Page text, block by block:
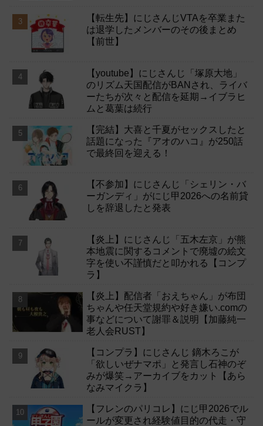
【転生先】にじさんじVTAを卒業また
は退学したメンバーのその後まとめ
【前世】
【youtube】にじさんじ「塚原大地」
のリズム天国配信がBANされ、ライバ
ーたちが次々と配信を延期→イブラヒ
ムと葛葉は続行
【完結】大喜と千夏がセックスしたと
話題になった『アオのハコ』が250話
で最終回を迎える！
【不参加】にじさんじ「シェリン・バ
ーガンディ」がにじ甲2026への名前貸
しを辞退したと発表
【炎上】にじさんじ「五木左京」が熊
本地震に関するコメントで廃墟の絵文
字を使い不謹慎だと叩かれる【コンプ
ラ】
【炎上】配信者「おえちゃん」が布団
ちゃんや任天堂規約や好き嫌い.comの
事などについて謝罪＆説明【加藤純一
老人会RUST】
【コンプラ】にじさんじ 鏑木ろこが
「欲しいぜナマポ」と発言し石神のぞ
みが爆笑→アーカイブをカット【あら
なみマイクラ】
【フレンのパリコレ】にじ甲2026でル
ールが変更され経験値目的の代走・守